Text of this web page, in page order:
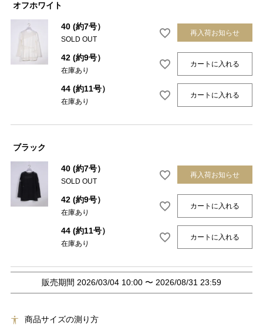
オフホワイト
40 (約7号）
SOLD OUT
再入荷お知らせ
42 (約9号）
在庫あり
カートに入れる
44 (約11号）
在庫あり
カートに入れる
ブラック
40 (約7号）
SOLD OUT
再入荷お知らせ
42 (約9号）
在庫あり
カートに入れる
44 (約11号）
在庫あり
カートに入れる
販売期間 2026/03/04 10:00 〜 2026/08/31 23:59
商品サイズの測り方